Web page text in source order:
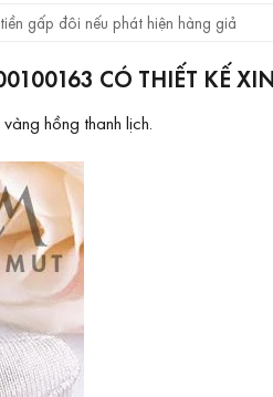
gấp đôi nếu phát hiện hàng giả
CÓ THIẾT KẾ
hồng thanh lịch.